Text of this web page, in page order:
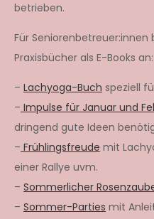
betrieben.
Für
Praxisbücher als E-Books an:
– Lachyoga-Buch speziell
– Impulse für Januar und
dringend gute Ideen
– Frühlingsfreude mit
einer Rallye uvm.
– Sommerlicher
– Sommer-Parties mit